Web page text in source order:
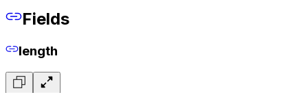
Fields
length